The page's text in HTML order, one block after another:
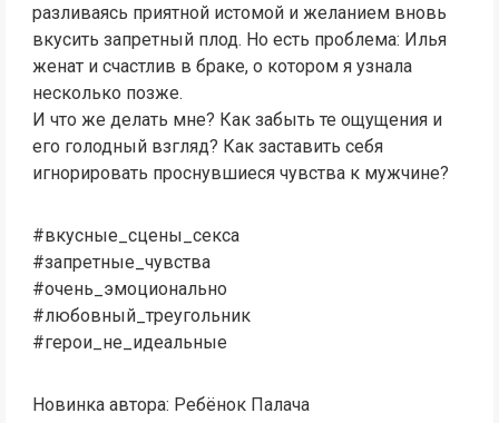
разливаясь приятной истомой и желанием вновь
вкусить запретный плод. Но есть проблема: Илья
женат и счастлив в браке, о котором я узнала
несколько позже.
И что же делать мне? Как забыть те ощущения и
его голодный взгляд? Как заставить себя
игнорировать проснувшиеся чувства к мужчине?
#вкусные_сцены_секса
#запретные_чувства
#очень_эмоционально
#любовный_треугольник
#герои_не_идеальные
Новинка автора: Ребёнок Палача